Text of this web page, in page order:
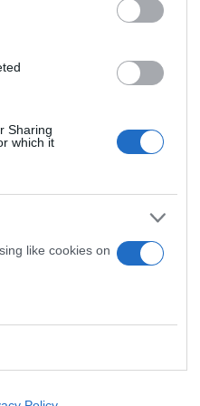
Sharing
which it
like cookies on